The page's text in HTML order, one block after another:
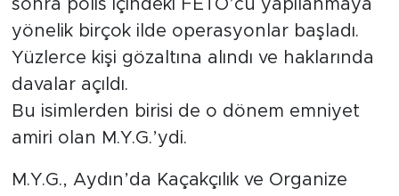
sonra polis içindeki FETÖ’cü yapılanmaya
yönelik birçok ilde operasyonlar başladı.
Yüzlerce kişi gözaltına alındı ve haklarında
davalar açıldı.
Bu isimlerden birisi de o dönem emniyet
amiri olan M.Y.G.’ydi.
M.Y.G., Aydın’da Kaçakçılık ve Organize
YAŞAM
TARİHTEN GÜNÜMÜZE
TARİH
KADIN